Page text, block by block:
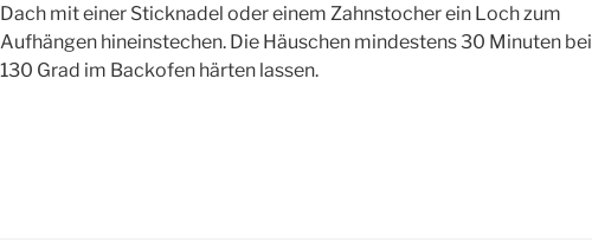
Dach mit einer Sticknadel oder einem Zahnstocher ein Loch zum
Aufhängen hineinstechen. Die Häuschen mindestens 30 Minuten bei
130 Grad im Backofen härten lassen.